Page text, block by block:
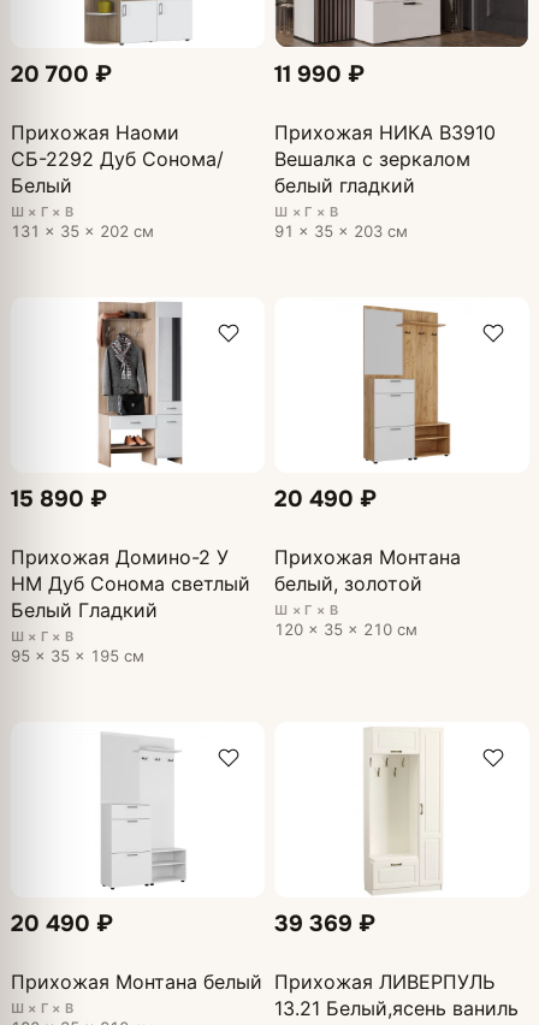
20 700 ₽
Прихожая Наоми
СБ-2292 Дуб Сонома/
Белый
Ш × Г × В
131 × 35 × 202 см
11 990 ₽
Прихожая НИКА В3910
Вешалка с зеркалом
белый гладкий
Ш × Г × В
91 × 35 × 203 см
15 890 ₽
Прихожая Домино-2 У
НМ Дуб Сонома светлый
Белый Гладкий
Ш × Г × В
95 × 35 × 195 см
20 490 ₽
Прихожая Монтана
белый, золотой
Ш × Г × В
120 × 35 × 210 см
20 490 ₽
Прихожая Монтана белый
Ш × Г × В
39 369 ₽
Прихожая ЛИВЕРПУЛЬ
13.21 Белый,ясень ваниль